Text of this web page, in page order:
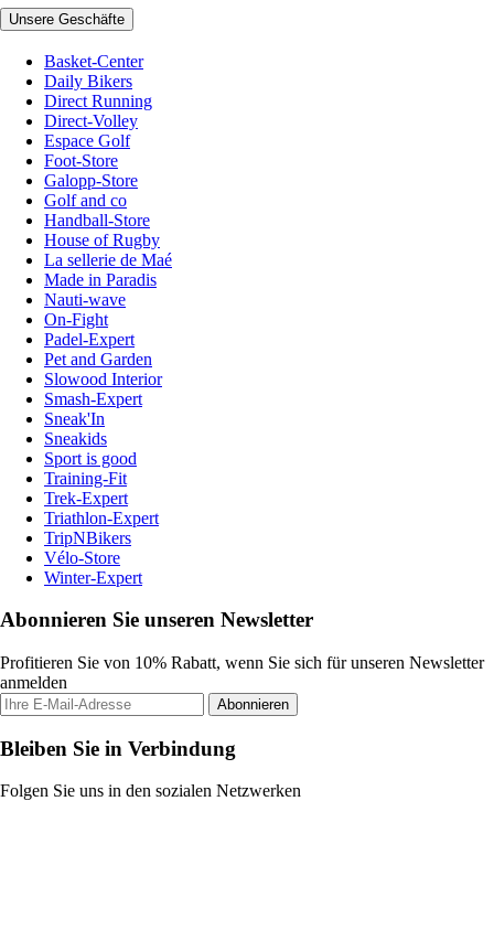
Unsere Geschäfte
Basket-Center
Daily Bikers
Direct Running
Direct-Volley
Espace Golf
Foot-Store
Galopp-Store
Golf and co
Handball-Store
House of Rugby
La sellerie de Maé
Made in Paradis
Nauti-wave
On-Fight
Padel-Expert
Pet and Garden
Slowood Interior
Smash-Expert
Sneak'In
Sneakids
Sport is good
Training-Fit
Trek-Expert
Triathlon-Expert
TripNBikers
Vélo-Store
Winter-Expert
Abonnieren Sie unseren Newsletter
Profitieren Sie von 10% Rabatt, wenn Sie sich für unseren Newsletter
anmelden
Abonnieren
Bleiben Sie in Verbindung
Folgen Sie uns in den sozialen Netzwerken